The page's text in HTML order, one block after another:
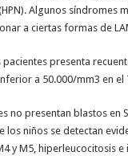
Algunos síndromes
a ciertas formas de
pacientes presenta
a 50.000/mm3 en el
no presentan blastos en
los niños se detectan
y M5, hiperleucocitosis e